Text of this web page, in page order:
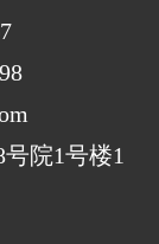
院1号楼1